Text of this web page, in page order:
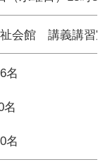
会館 講義講習室